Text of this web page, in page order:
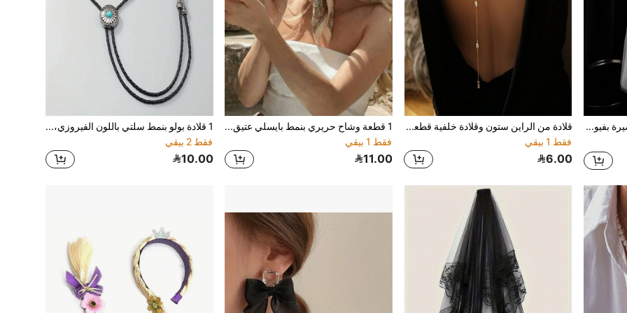
1 قطعة طرحة عروس قصيرة بفيونكة
قلادة من الراين ستون وقلادة خلفية قطعة واحدة، مناسبة للزفاف والحفلات والاستخدام اليومي للنساء
فقط 1 بيقي
6.00
1 قطعة وشاح حريري بنمط بايسلي عتيق 70*70 سم، وشاح رأس زخرفي بأسلوب فرنسي، ضروري للسفر، العطلات
فقط 1 بيقي
11.00
1 قلادة بولو بنمط سلتي باللون الفيروزي، بطراز تكساس الغربي الأمريكي، للمناسبات مثل عيد الهالوين
فقط 2 بيقي
10.00